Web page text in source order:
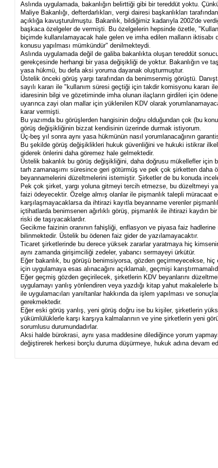
Aslında uygulamada, bakanlığın belirttiği gibi bir tereddüt yoktu.
Maliye Bakanlığı, defterdarlıkları, vergi dairesi başkanlıkları
açıklığa kavuşturulmuştu. Bakanlık, bildiğimiz kadarıyla 2002'de
başkaca özelgeler de vermişti. Bu özelgelerin hepsinde özetle,
biçimde kullanılamayacak hale gelen ve imha edilen malların iktisabı
konusu yapılması mümkündür" denilmekteydi.
Aslında uygulamada değil de galiba bakanlıkta oluşan tereddüt
gerekçesinde herhangi bir yasa değişikliği de yoktur. Bakanlığın ve
yasa hükmü, bu defa aksi yoruma dayanak oluşturmuştur.
Üstelik önceki görüş yargı tarafından da benimsenmiş görüştü.
sayılı kararı ile "kullanım süresi geçtiği için takdir komisyonu kararı
idaresinin bilgi ve gözetiminde imha olunan ilaçların girdileri için
uyarınca zayi olan mallar için yüklenilen KDV olarak
karar vermişti.
Bu yazımda bu görüşlerden hangisinin doğru olduğundan çok (bu
görüş değişikliğinin bizzat kendisinin üzerinde durmak istiyorum.
Üç-beş yıl sonra aynı yasa hükmünün nasıl yorumlanacağının
Bu şekilde görüş değişiklikleri hukuk güvenliğini ve hukuki istikrar
giderek önlerini daha göremez hale gelmektedir.
Üstelik bakanlık bu görüş değişikliğini, daha doğrusu mükellefler için
tarh zamanaşımı süresince geri götürmüş ve pek çok şirketten daha
beyannamelerini düzeltmelerini istemiştir. Şirketler de bu konuda
Pek çok şirket, yargı yoluna gitmeyi tercih etmezse, bu düzeltmeyi
faizi ödeyecektir. Özelge almış olanlar ile pişmanlık talepli müracaat
karşılaşmayacaklarsa da ihtirazi kayıtla beyanname verenler
içtihatlarda benimsenen ağırlıklı görüş, pişmanlık ile ihtirazi kaydın
riski de taşıyacaklardır.
Gecikme faizinin oranının fahişliği, enflasyon ve piyasa faiz
bilinmektedir. Üstelik bu ödenen faiz gider de yazılamayacaktır.
Ticaret şirketlerinde bu derece yüksek zararlar yaratmaya hiç
aynı zamanda girişimciliği zedeler, yabancı sermayeyi ürkütür.
Eğer bakanlık, bu görüşü benimsiyorsa, gözden geçirmeyecekse, hiç
için uygulamaya esas alınacağını açıklamalı, geçmişi
Eğer geçmiş gözden geçirilecek, şirketlerin KDV beyanlarını
uygulamayı yanlış yönlendiren veya yazdığı kitap yahut makalelerle
ile uygulamacıları yanıltanlar hakkında da işlem yapılması ve
gerekmektedir.
Eğer eski görüş yanlış, yeni görüş doğru ise bu kişiler, şirketlerin
yükümlülüklerle karşı karşıya kalmalarının ve yine şirketlerin yeni
sorumlusu durumundadırlar.
Aksi halde bürokrasi, aynı yasa maddesine dilediğince yorum
değiştirerek herkesi borçlu duruma düşürmeye, hukuk adına devam